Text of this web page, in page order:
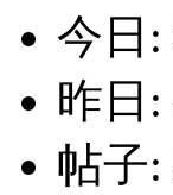
今日:
昨日:
帖子: